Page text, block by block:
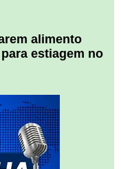
alimento
estiagem no